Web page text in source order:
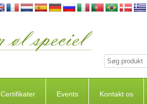
Certifikater Events Kontakt os